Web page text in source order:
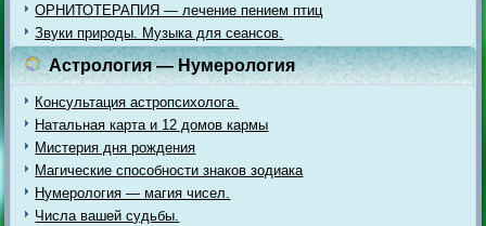
ОРНИТОТЕРАПИЯ — лечение пением птиц
Звуки природы. Музыка для сеансов.
Астрология — Нумерология
Консультация астропсихолога.
Натальная карта и 12 домов кармы
Мистерия дня рождения
Магические способности знаков зодиака
Нумерология — магия чисел.
Числа вашей судьбы.